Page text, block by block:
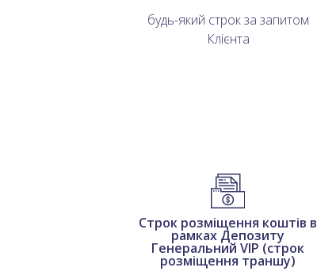
будь-який строк за запитом
Клієнта
Строк розміщення коштів в
рамках Депозиту
Генеральний VIP (строк
розміщення траншу)